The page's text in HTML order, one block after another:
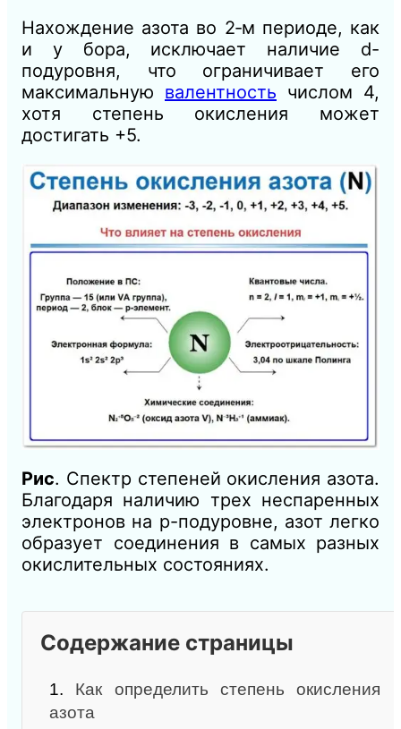
Нахождение азота во 2‑м периоде, как
и у бора, исключает наличие d-
подуровня, что ограничивает его
максимальную валентность числом 4,
хотя степень окисления может
достигать +5.
Рис. Спектр степеней окисления азота.
Благодаря наличию трех неспаренных
электронов на p-подуровне, азот легко
образует соединения в самых разных
окислительных состояниях.
Содержание страницы
1. Как определить степень окисления
азота